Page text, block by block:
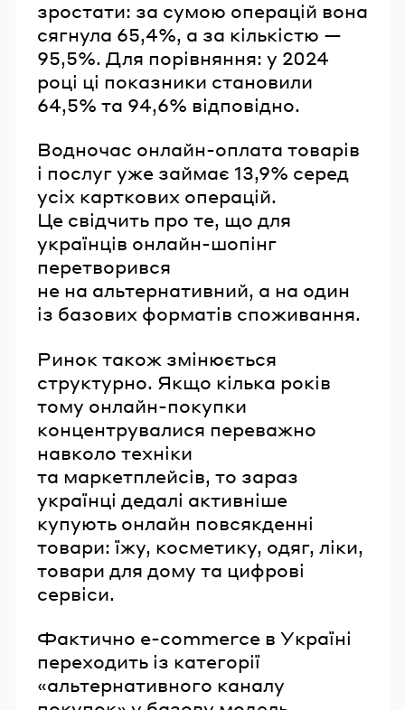
зростати: за сумою операцій вона
сягнула 65,4%, а за кількістю —
95,5%. Для порівняння: у 2024
році ці показники становили
64,5% та 94,6% відповідно.
Водночас онлайн-оплата товарів
і послуг уже займає 13,9% серед
усіх карткових операцій.
Це свідчить про те, що для
українців онлайн-шопінг
перетворився
не на альтернативний, а на один
із базових форматів споживання.
Ринок також змінюється
структурно. Якщо кілька років
тому онлайн-покупки
концентрувалися переважно
навколо техніки
та маркетплейсів, то зараз
українці дедалі активніше
купують онлайн повсякденні
товари: їжу, косметику, одяг, ліки,
товари для дому та цифрові
сервіси.
Фактично e-commerce в Україні
переходить із категорії
«альтернативного каналу